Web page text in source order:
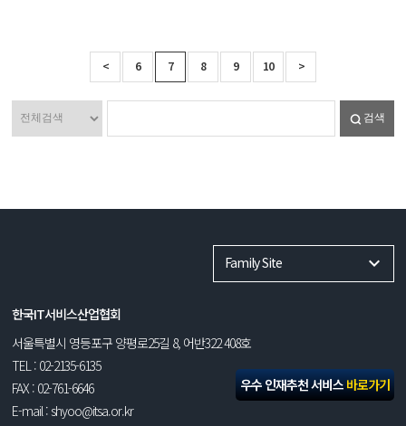
우수 인재추천 서비스바로가기
< 6 7 8 9 10 >
검색
Family Site
한국IT서비스산업협회
서울특별시 영등포구 양평로25길 8, 어반322 408호
TEL : 02-2135-6135
FAX : 02-761-6646
E-mail : shyoo@itsa.or.kr